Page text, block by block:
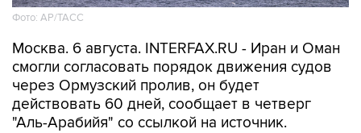
Фото: AP/ТАСС
Москва. 6 августа. INTERFAX.RU - Иран и Оман
смогли согласовать порядок движения судов
через Ормузский пролив, он будет
действовать 60 дней, сообщает в четверг
"Аль-Арабийя" со ссылкой на источник.